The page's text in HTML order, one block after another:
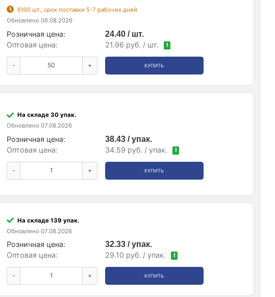
6100 шт., срок поставки 5-7 рабочих дней
Обновлено 06.08.2026
Розничная цена:
24.40 / шт.
Оптовая цена:
21.96 руб. / шт. !
- + КУПИТЬ
На складе 30 упак.
Обновлено 07.08.2026
Розничная цена:
38.43 / упак.
Оптовая цена:
34.59 руб. / упак. !
- + КУПИТЬ
На складе 139 упак.
Обновлено 07.08.2026
Розничная цена:
32.33 / упак.
Оптовая цена:
29.10 руб. / упак. !
- + КУПИТЬ